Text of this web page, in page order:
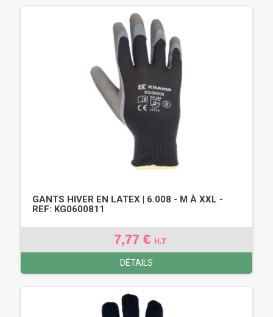
GANTS HIVER EN LATEX | 6.008 - M À XXL -
REF: KG0600811
7,77 € H.T
DÉTAILS